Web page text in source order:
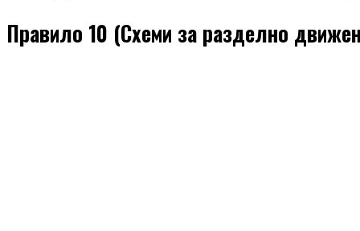
Правило 10 (Схеми за разделно